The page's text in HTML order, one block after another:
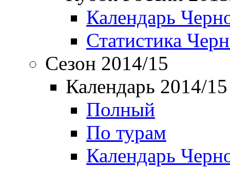
Календарь
Статистика
Сезон 2014/15
Календарь 2014/15
Полный
По турам
Календарь